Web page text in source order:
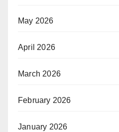
May 2026
April 2026
March 2026
February 2026
January 2026